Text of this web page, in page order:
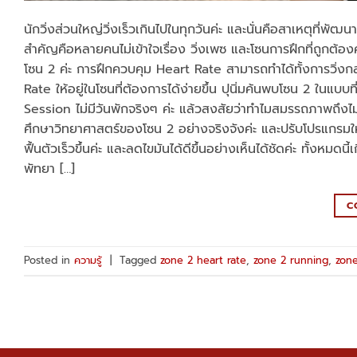
นักวิ่งส่วนใหญ่วิ่งเร็วเกินไปในทุกวันค่ะ และนั่นคือสาเหตุที่พัฒ
สำคัญคือหลายคนไม่เข้าใจเรื่อง วิ่งเพซ และโซนการฝึกที่ถูกต้
โซน 2 ค่ะ การฝึกควบคุม Heart Rate สามารถทำได้ทั้งการวิ่ง
Rate ให้อยู่ในโซนที่ต้องการได้ง่ายขึ้น ปุนิ่มค้นพบโซน 2 ในแ
Session ไม่มีวันพักจริงๆ ค่ะ แล้วสงสัยว่าทำไมสมรรถภาพถึง
ศึกษาวิทยาศาสตร์ของโซน 2 อย่างจริงจังค่ะ และปรับโปรแกร
ฟื้นตัวเร็วขึ้นค่ะ และลดไขมันได้ดีขึ้นอย่างเห็นได้ชัดค่ะ ทั้งหมด
พัทยา […]
Posted in ความรู้ | Tagged zone 2 heart rate, zone 2 running,